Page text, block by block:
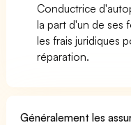
Conductrice
la part d'un de ses
les frais juridiques
réparation.
Généralement les